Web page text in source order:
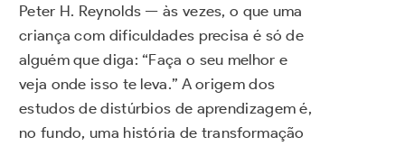
Peter H. Reynolds — às vezes, o que uma
criança com dificuldades precisa é só de
alguém que diga: “Faça o seu melhor e
veja onde isso te leva.” A origem dos
estudos de distúrbios de aprendizagem é,
no fundo, uma história de transformação